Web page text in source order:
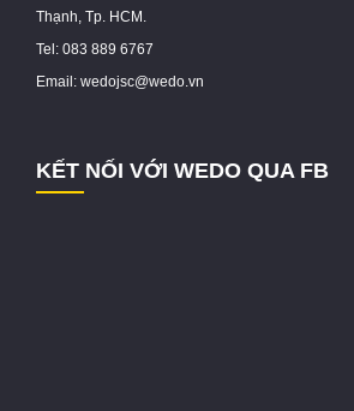
Thạnh, Tp. HCM.
Tel: 083 889 6767
Email: wedojsc@wedo.vn
KẾT NỐI VỚI WEDO QUA FB